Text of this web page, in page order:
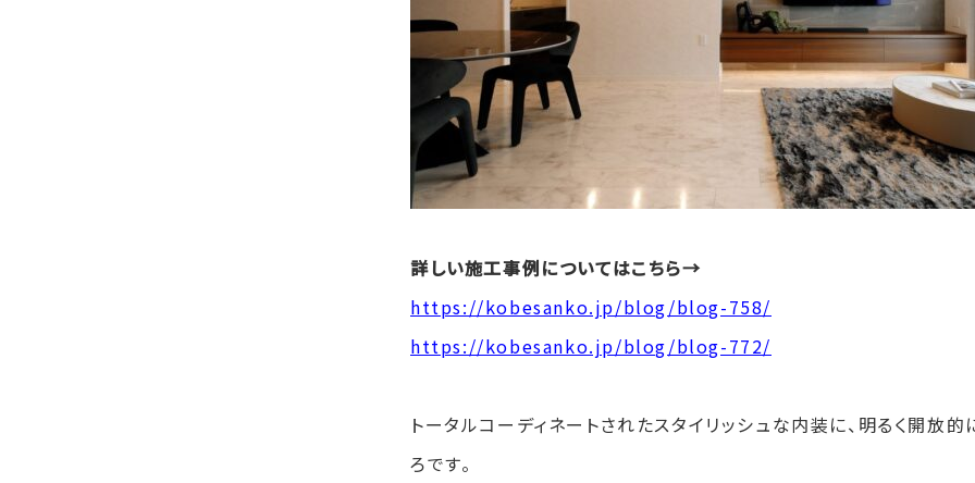
詳しい施工事例についてはこちら→
https://kobesanko.jp/blog/blog-758/
https://kobesanko.jp/blog/blog-772/
トータルコーディネートされたスタイリッシュな内装に、明るく開放
ろです。